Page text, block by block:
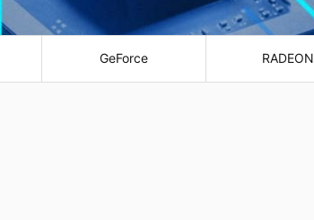
GeForce RADEON